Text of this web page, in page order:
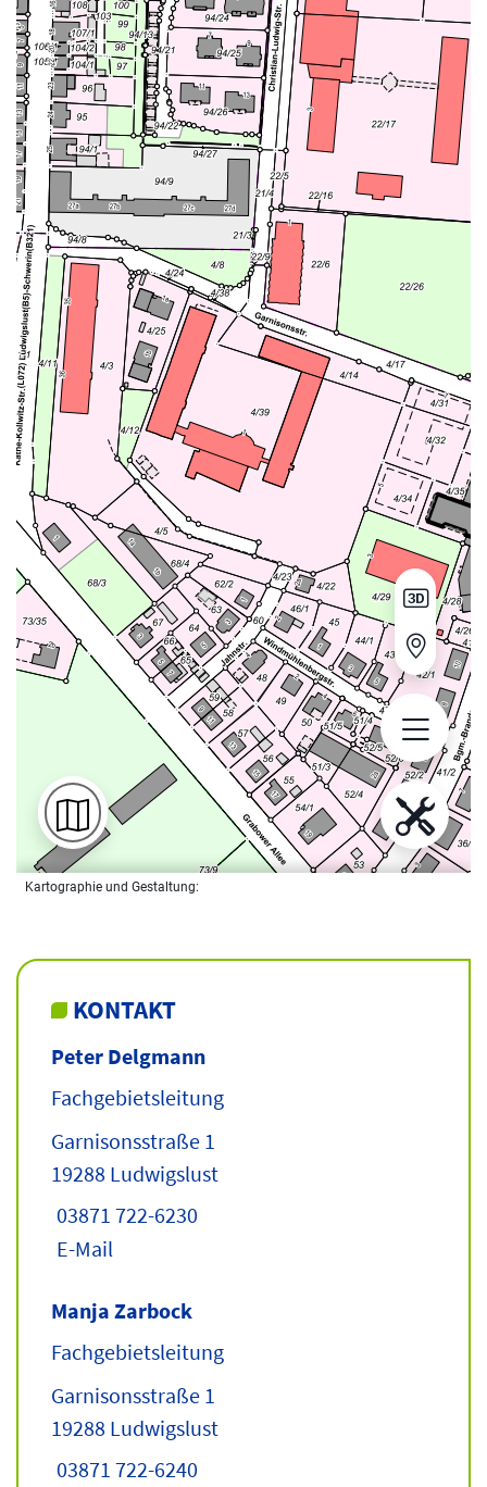
KONTAKT
Peter Delgmann
Fachgebietsleitung
Garnisonsstraße 1
19288 Ludwigslust
03871 722-6230
E-Mail
Manja Zarbock
Fachgebietsleitung
Garnisonsstraße 1
19288 Ludwigslust
03871 722-6240